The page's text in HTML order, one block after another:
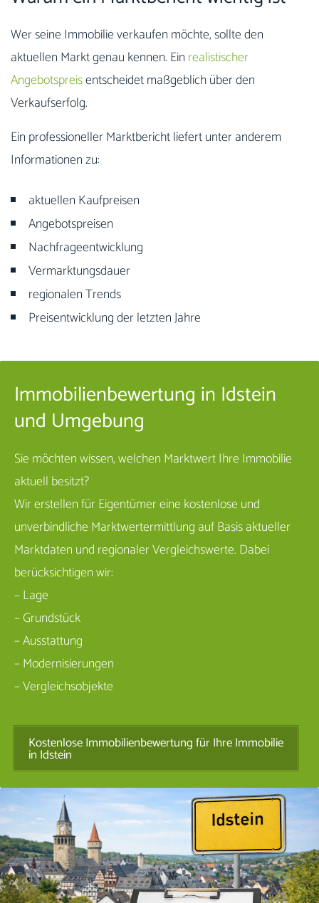
Wer seine Immobilie verkaufen möchte, sollte den
aktuellen Markt genau kennen. Ein realistischer
Angebotspreisentscheidet maßgeblich über den
Verkaufserfolg.
Ein professioneller Marktbericht liefert unter anderem
Informationen zu:
aktuellen Kaufpreisen
Angebotspreisen
Nachfrageentwicklung
Vermarktungsdauer
regionalen Trends
Preisentwicklung der letzten Jahre
Immobilienbewertung in Idstein
und Umgebung
Sie möchten wissen, welchen Marktwert Ihre Immobilie
aktuell besitzt?
Wir erstellen für Eigentümer eine kostenlose und
unverbindliche Marktwertermittlung auf Basis aktueller
Marktdaten und regionaler Vergleichswerte. Dabei
berücksichtigen wir:
– Lage
– Grundstück
– Ausstattung
– Modernisierungen
– Vergleichsobjekte
Kostenlose Immobilienbewertung für Ihre Immobilie
in Idstein